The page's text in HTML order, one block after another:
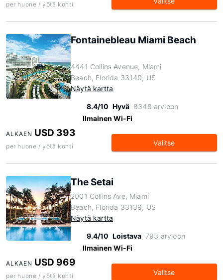
per huone / yötä kohti
Fontainebleau Miami Beach
4441 Collins Avenue, Miami
Beach, Florida 33140, US
Näytä kartta
8.4/10 Hyvä 8348 arvioon
Ilmainen Wi-Fi
ALKAEN USD 393
per huone / yötä kohti Valitse
The Setai
2001 Collins Ave, Miami
Beach, Florida 33139, US
Näytä kartta
9.4/10 Loistava 793 arvioon
Ilmainen Wi-Fi
ALKAEN USD 969
per huone / yötä kohti Valitse